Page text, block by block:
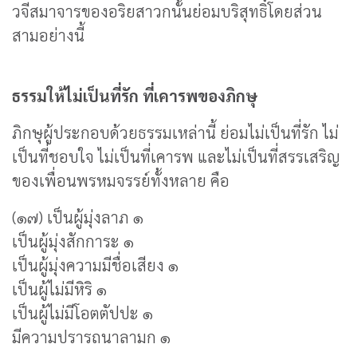
วจีสมาจารของอริยสาวกนั้นย่อมบริสุทธิ์โดยส่วน
สามอย่างนี้
ธรรมให้ไม่เป็นที่รัก ที่เคารพของภิกษุ
ภิกษุผู้ประกอบด้วยธรรมเหล่านี้ ย่อมไม่เป็นที่รัก ไม่
เป็นที่ชอบใจ ไม่เป็นที่เคารพ และไม่เป็นที่สรรเสริญ
ของเพื่อนพรหมจรรย์ทั้งหลาย คือ
(๑๗) เป็นผู้มุ่งลาภ ๑
เป็นผู้มุ่งสักการะ ๑
เป็นผู้มุ่งความมีชื่อเสียง ๑
เป็นผู้ไม่มีหิริ ๑
เป็นผู้ไม่มีโอตตัปปะ ๑
มีความปรารถนาลามก ๑